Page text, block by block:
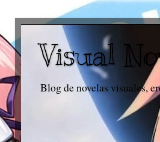
Visual
Blog de novelas visuales,